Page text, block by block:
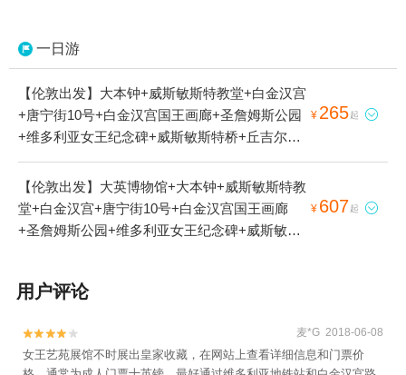
一日游
【伦敦出发】大本钟+威斯敏斯特教堂+白金汉宫
+唐宁街10号+白金汉宫国王画廊+圣詹姆斯公园
+维多利亚女王纪念碑+威斯敏斯特桥+丘吉尔首
相战时办公室+国家美术馆+特拉法加广场+莱斯
特广场1日游
¥ 265起 
【伦敦出发】大英博物馆+大本钟+威斯敏斯特教
堂+白金汉宫+唐宁街10号+白金汉宫国王画廊
+圣詹姆斯公园+维多利亚女王纪念碑+威斯敏斯
¥ 607起 
用户评论

 麦*G 2018-06-08
女王艺苑展馆不时展出皇家收藏，在网站上查看详细信息和门票价